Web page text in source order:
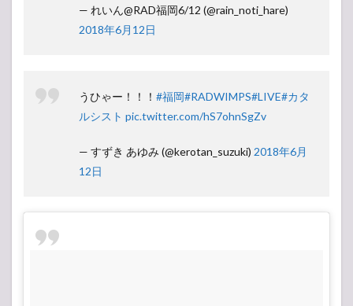
— れいん@RAD福岡6/12 (@rain_noti_hare)
2018年6月12日
うひゃー！！！ #福岡#RADWIMPS#LIVE#カタ
ルシスト pic.twitter.com/hS7ohnSgZv
— すずき あゆみ (@kerotan_suzuki) 2018年6月
12日